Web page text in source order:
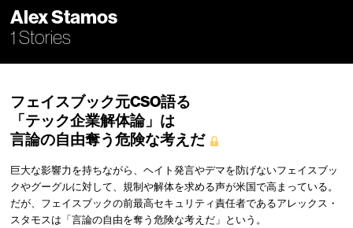
Alex Stamos
1 Stories
フェイスブック元CSO語る
「テック企業解体論」は
言論の自由奪う危険な考えだ
巨大な影響力を持ちながら、ヘイト発言やデマを防げないフェイスブッ
クやグーグルに対して、規制や解体を求める声が米国で高まっている。
だが、フェイスブックの前最高セキュリティ責任者であるアレックス・
スタモスは「言論の自由を奪う危険な考えだ」という。